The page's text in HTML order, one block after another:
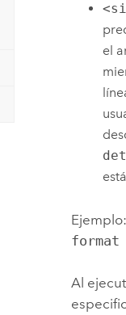
el
Ejemplo:
Al